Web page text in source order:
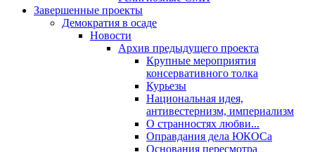
Завершенные проекты
Демократия в осаде
Новости
Архив предыдущего проекта
Крупные мероприятия
консервативного толка
Курьезы
Национальная идея,
антивестернизм, империализм
О странностях любви...
Оправдания дела ЮКОСа
Основания пересмотра